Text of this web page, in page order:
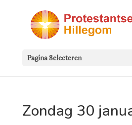
Pagina Selecteren
Zondag 30